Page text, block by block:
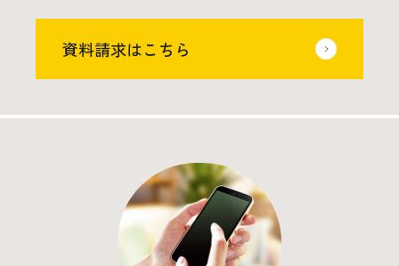
資料請求はこちら